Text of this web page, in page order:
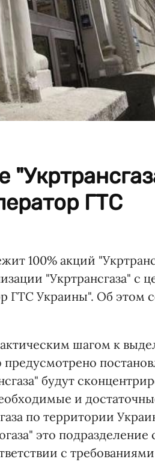
ГТС
100% акций
"Укртрансгаза" с
ГТС Украины". Об этом
шагом к
предусмотрено
будут
и
по территории
это
с